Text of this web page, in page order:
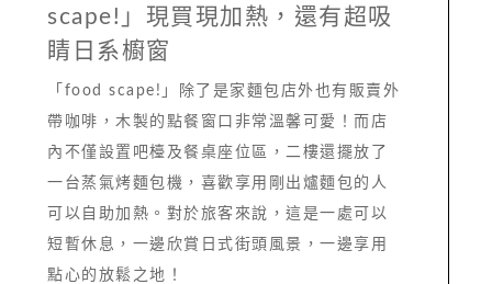
scape!」現買現加熱，還有超吸
睛日系櫥窗
「food scape!」除了是家麵包店外也有販賣外
帶咖啡，木製的點餐窗口非常溫馨可愛！而店
內不僅設置吧檯及餐桌座位區，二樓還擺放了
一台蒸氣烤麵包機，喜歡享用剛出爐麵包的人
可以自助加熱。對於旅客來說，這是一處可以
短暫休息，一邊欣賞日式街頭風景，一邊享用
點心的放鬆之地！